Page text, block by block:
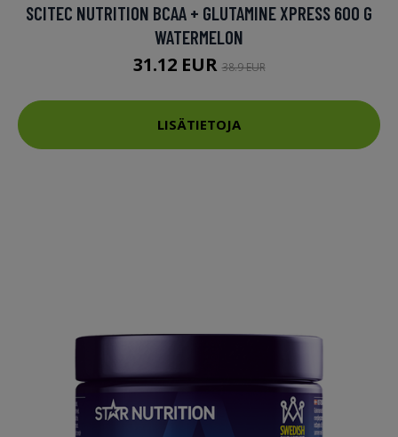
SCITEC NUTRITION BCAA + GLUTAMINE XPRESS 600 G
WATERMELON
31.12 EUR38.9 EUR
LISÄTIETOJA